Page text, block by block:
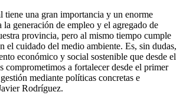
tiene una gran importancia y un enorme
la generación de empleo y el agregado de
provincia, pero al mismo tiempo cumple
el cuidado del medio ambiente. Es, sin dudas,
económico y social sostenible que desde el
comprometimos a fortalecer desde el primer
mediante políticas concretas e
Rodríguez.